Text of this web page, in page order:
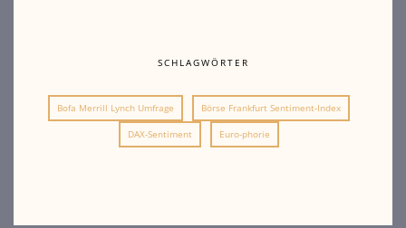
SCHLAGWÖRTER
Bofa Merrill Lynch Umfrage Börse Frankfurt Sentiment-Index
DAX-Sentiment Euro-phorie